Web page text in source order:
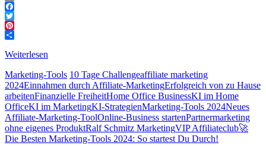
Email
Facebook
Twitter
Pinterest
Weiterlesen
Marketing-Tools 10 Tage Challengeaffiliate marketing
2024Einnahmen durch Affiliate-MarketingErfolgreich von zu Hause
arbeitenFinanzielle FreiheitHome Office BusinessKI im Home
OfficeKI im MarketingKI-StrategienMarketing-Tools 2024Neues
Affiliate-Marketing-ToolOnline-Business startenPartnermarketing
ohne eigenes ProduktRalf Schmitz MarketingVIP Affiliateclub🚀
Die Besten Marketing-Tools 2024: So startest Du Durch!